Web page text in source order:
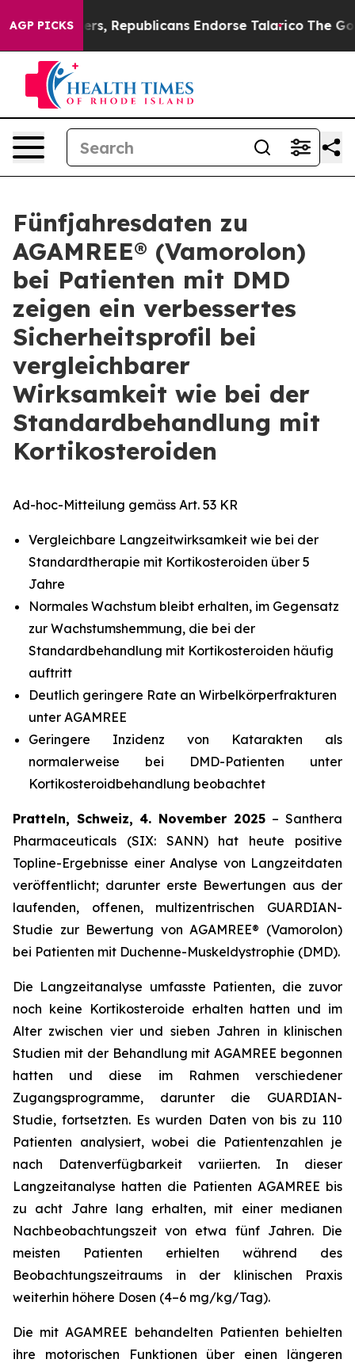
AGP PICKSRepublicans Endorse Talarico The Good News
Fünfjahresdaten zu
AGAMREE® (Vamorolon)
bei Patienten mit DMD
zeigen ein verbessertes
Sicherheitsprofil bei
vergleichbarer
Wirksamkeit wie bei der
Standardbehandlung mit
Kortikosteroiden
Ad-hoc-Mitteilung gemäss Art. 53 KR
Vergleichbare Langzeitwirksamkeit wie bei der
Standardtherapie mit Kortikosteroiden über 5
Jahre
Normales Wachstum bleibt erhalten, im Gegensatz
zur Wachstumshemmung, die bei der
Standardbehandlung mit Kortikosteroiden häufig
auftritt
Deutlich geringere Rate an Wirbelkörperfrakturen
unter AGAMREE
Geringere Inzidenz von Katarakten als
normalerweise bei DMD-Patienten unter
Kortikosteroidbehandlung beobachtet
Pratteln, Schweiz, 4. November 2025 – Santhera
Pharmaceuticals (SIX: SANN) hat heute positive
Topline-Ergebnisse einer Analyse von Langzeitdaten
veröffentlicht; darunter erste Bewertungen aus der
laufenden, offenen, multizentrischen GUARDIAN-
Studie zur Bewertung von AGAMREE® (Vamorolon)
bei Patienten mit Duchenne-Muskeldystrophie (DMD).
Die Langzeitanalyse umfasste Patienten, die zuvor
noch keine Kortikosteroide erhalten hatten und im
Alter zwischen vier und sieben Jahren in klinischen
Studien mit der Behandlung mit AGAMREE begonnen
hatten und diese im Rahmen verschiedener
Zugangsprogramme, darunter die GUARDIAN-
Studie, fortsetzten. Es wurden Daten von bis zu 110
Patienten analysiert, wobei die Patientenzahlen je
nach Datenverfügbarkeit variierten. In dieser
Langzeitanalyse hatten die Patienten AGAMREE bis
zu acht Jahre lang erhalten, mit einer medianen
Nachbeobachtungszeit von etwa fünf Jahren. Die
meisten Patienten erhielten während des
Beobachtungszeitraums in der klinischen Praxis
weiterhin höhere Dosen (4–6 mg/kg/Tag).
Die mit AGAMREE behandelten Patienten behielten
ihre motorischen Funktionen über einen längeren